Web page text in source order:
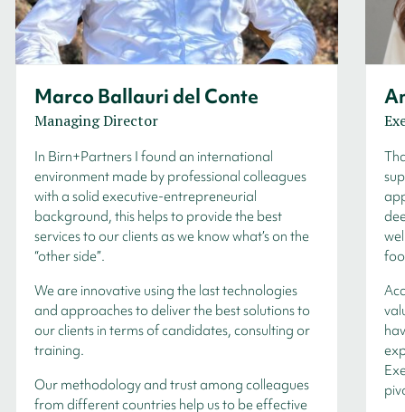
Marco Ballauri del Conte
Managing Director
In Birn+Partners I found an international
environment made by professional colleagues
with a solid executive-entrepreneurial
background, this helps to provide the best
services to our clients as we know what’s on the
“other side”.
We are innovative using the last technologies
and approaches to deliver the best solutions to
our clients in terms of candidates, consulting or
training.
Our methodology and trust among colleagues
from different countries help us to be effective